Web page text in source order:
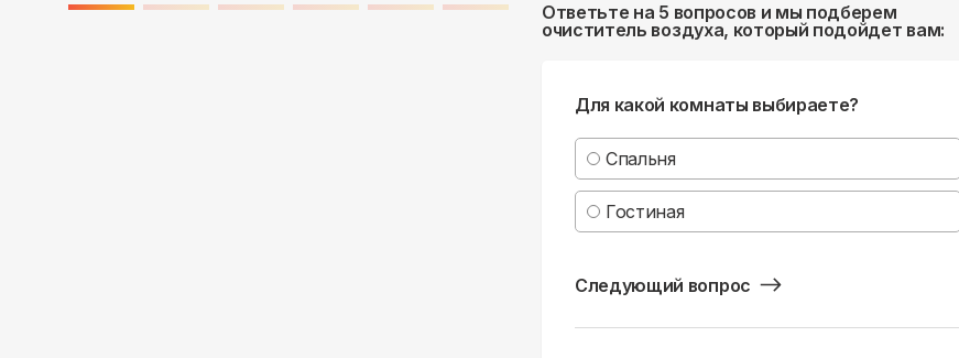
Ответьте на 5 вопросов и мы подберем
очиститель воздуха, который подойдет вам:
Для какой комнаты выбираете?
Спальня
Гостиная
Следующий вопрос